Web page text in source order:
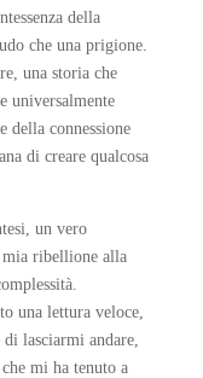
della
che una prigione.
una storia che
universalmente
della connessione
di creare qualcosa
un vero
ribellione alla
una lettura veloce,
lasciarmi andare,
mi ha tenuto a